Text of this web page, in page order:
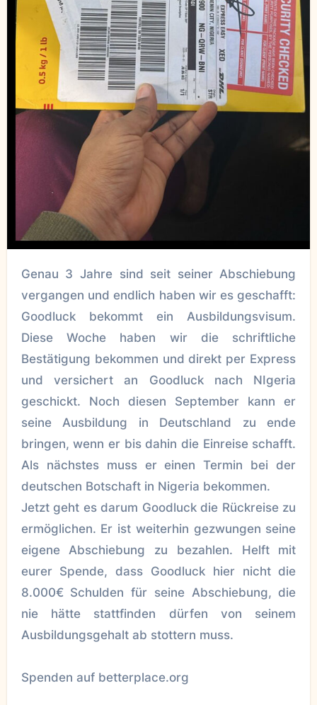
Genau 3 Jahre sind seit seiner Abschiebung
vergangen und endlich haben wir es geschafft:
Goodluck bekommt ein Ausbildungsvisum.
Diese Woche haben wir die schriftliche
Bestätigung bekommen und direkt per Express
und versichert an Goodluck nach NIgeria
geschickt. Noch diesen September kann er
seine Ausbildung in Deutschland zu ende
bringen, wenn er bis dahin die Einreise schafft.
Als nächstes muss er einen Termin bei der
deutschen Botschaft in Nigeria bekommen.
Jetzt geht es darum Goodluck die Rückreise zu
ermöglichen. Er ist weiterhin gezwungen seine
eigene Abschiebung zu bezahlen. Helft mit
eurer Spende, dass Goodluck hier nicht die
8.000€ Schulden für seine Abschiebung, die
nie hätte stattfinden dürfen von seinem
Ausbildungsgehalt ab stottern muss.
Spenden auf betterplace.org